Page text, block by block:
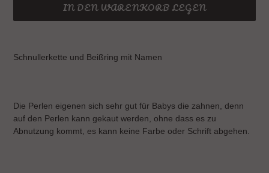
IN DEN WARENKORB LEGEN
Schnullerkette und Beißring mit Namen
Die Perlen eigenen sich sehr gut für Babys die zahnen, denn
auf den Perlen kann gekaut werden, ohne dass es zu
Abnutzung kommt, es kann keine Farbe oder Schrift abgehen.